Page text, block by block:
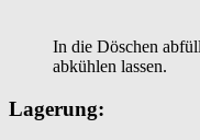
In die Döschen
abkühlen lassen.
Lagerung: